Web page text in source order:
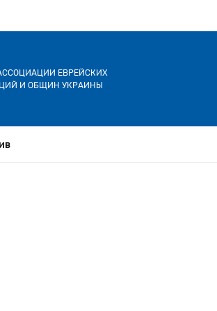
ЕВРЕЙСКИХ
И ОБЩИН УКРАИНЫ